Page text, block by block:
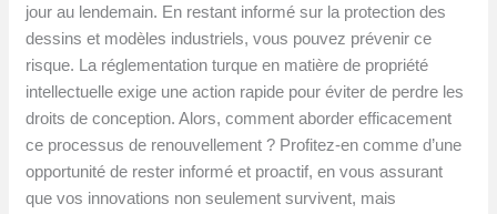
jour au lendemain. En restant informé sur la protection des
dessins et modèles industriels, vous pouvez prévenir ce
risque. La réglementation turque en matière de propriété
intellectuelle exige une action rapide pour éviter de perdre les
droits de conception. Alors, comment aborder efficacement
ce processus de renouvellement ? Profitez-en comme d’une
opportunité de rester informé et proactif, en vous assurant
que vos innovations non seulement survivent, mais